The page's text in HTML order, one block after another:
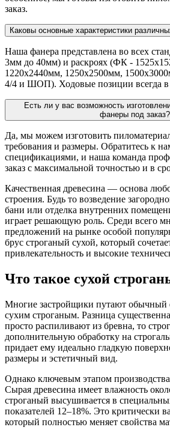
заказ.
Каковы основные характеристики
Наша фанера представлена во всех
3мм до 40мм) и раскроях (ФК -
1220х2440мм, 1250х2500мм,
4/4 и ШОП). Ходовые позиции всегда в
Есть ли у вас возможность
фанеры под заказ?
Да, мы можем изготовить
требования и размеры. Обратитесь к
спецификациями, и наша команда
заказ с максимальной точностью и в
Качественная древесина — основа
строения. Будь то возведение
бани или отделка внутренних
играет решающую роль. Среди всего
предложений на рынке особой
брус строганый сухой, который
привлекательность и высокие
Что такое сухой
Многие застройщики путают обычный
сухим строганым. Разница
просто распиливают из бревна, то
дополнительную обработку на
придает ему идеально гладкую
размеры и эстетичный вид.
Однако ключевым этапом производства
Сырая древесина имеет влажность
строганый высушивается в
показателей 12–18%. Это критически
который полностью меняет свойства